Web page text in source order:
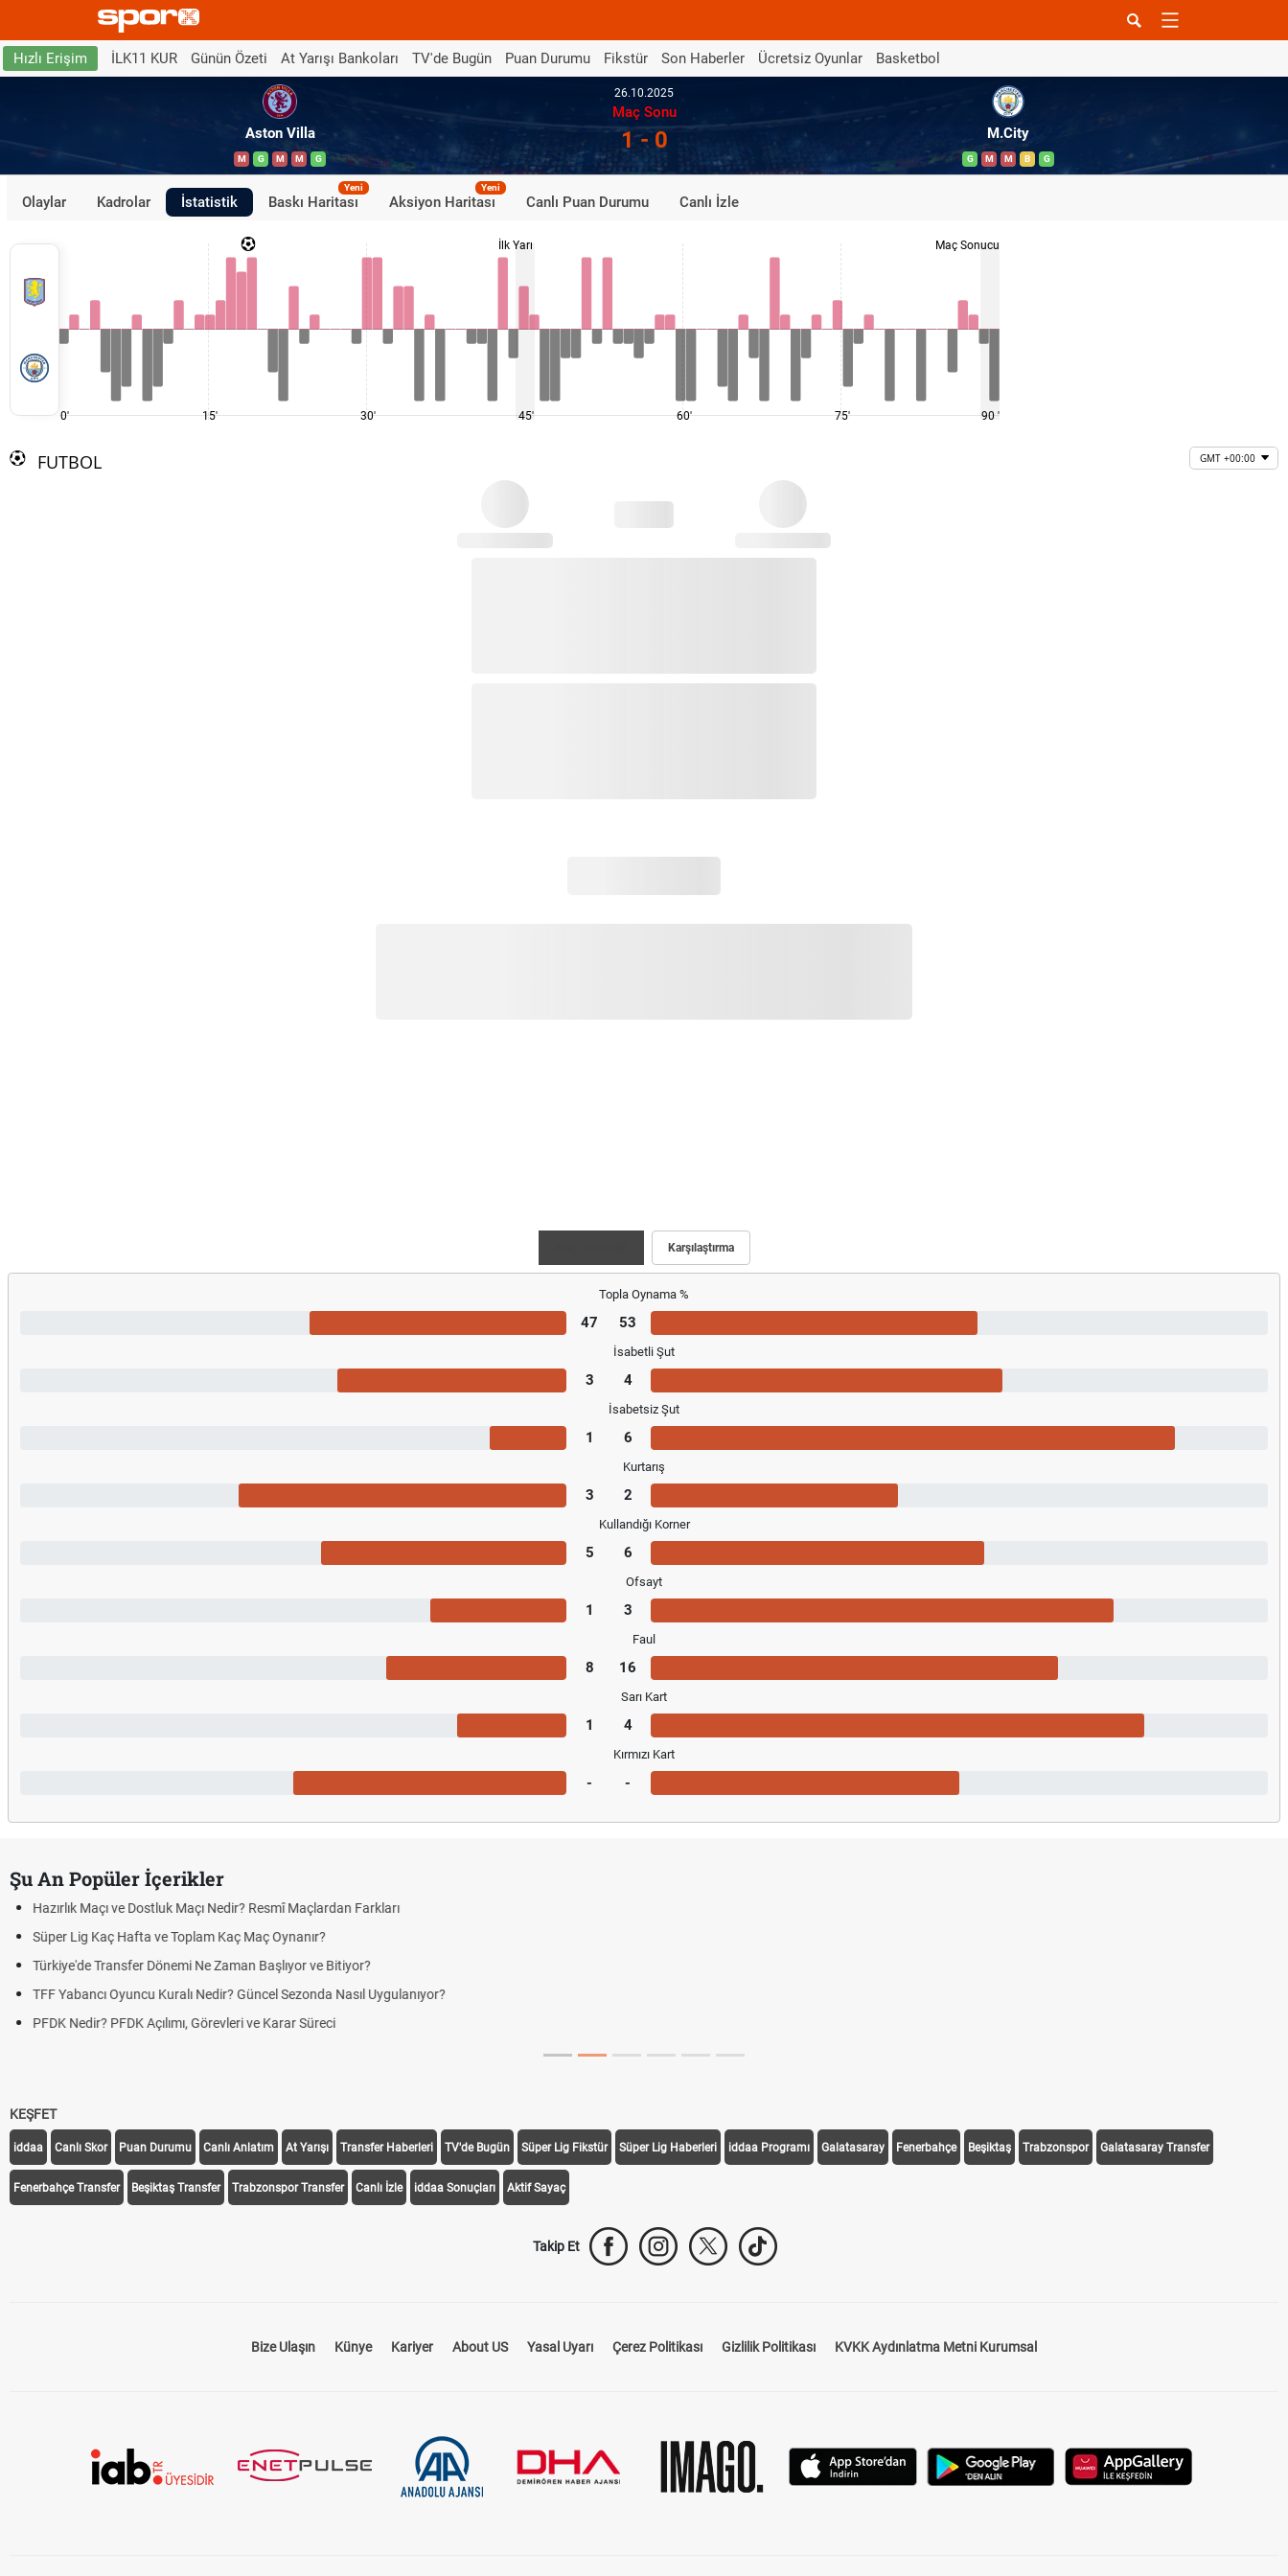
Hızlı Erişim İLK11 KUR Günün Özeti At Yarışı Bankoları TV'de Bugün Puan Durumu Fikstür Son Haberler Ücretsiz Oyunlar Basketbol
Aston Villa
M G M M G
26.10.2025
Maç Sonu
1 - 0 M.City
G M M B G
Olaylar Kadrolar İstatistik Baskı Haritası
Yeni
Aksiyon Haritası
Yeni
Canlı Puan Durumu Canlı İzle
0' 15' 30'
İlk Yarı
45' 60' 75'
Maç Sonucu
90 '
FUTBOL GMT +00:00
Karşılaştırma
Topla Oynama %
47 53
İsabetli Şut
3 4
İsabetsiz Şut
1 6
Kurtarış
3 2
Kullandığı Korner
5 6
Ofsayt
1 3
Faul
8 16
Sarı Kart
1 4
Kırmızı Kart
- -
Şu An Popüler İçerikler
Puan Durumunda AG, OM ve Diğer Kısaltmalar Ne Anlama Gelir?
Skor Ne Demek? Sporda Skor ve Sonuç Kavramları
Futbol Nasıl Oynanır? Temel Futbol Kuralları
Deplasman Golü Kuralı Nedir? Hangi Organizasyonlarda Uygulanıyor?
DGS Sonuçları Ne Zaman Açıklanacak 2026? ÖSYM Sonuç Tarihini Duyurdu
KEŞFET
iddaa Canlı Skor Puan Durumu Canlı Anlatım At Yarışı Transfer Haberleri TV'de Bugün Süper Lig Fikstür Süper Lig Haberleri iddaa Programı Galatasaray Fenerbahçe Beşiktaş Trabzonspor Galatasaray Transfer
Fenerbahçe Transfer Beşiktaş Transfer Trabzonspor Transfer Canlı İzle iddaa Sonuçları Aktif Sayaç
Takip Et
Bize Ulaşın Künye Kariyer About US Yasal Uyarı Çerez Politikası Gizlilik Politikası KVKK Aydınlatma Metni Kurumsal